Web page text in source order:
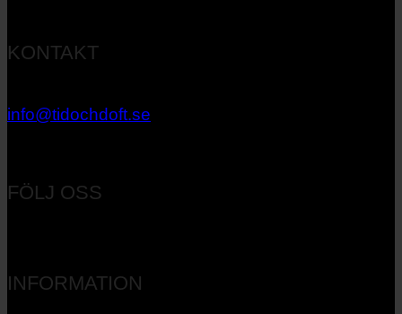
KONTAKT
info@tidochdoft.se
FÖLJ OSS
INFORMATION